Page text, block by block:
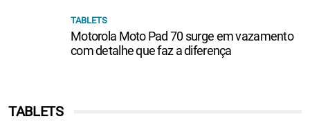
TABLETS
TABLETS
Motorola Moto Pad 70 surge em vazamento
com detalhe que faz a diferença